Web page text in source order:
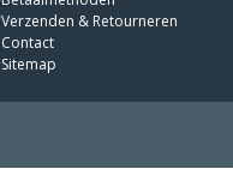
Verzenden & Retourneren
Contact
Sitemap